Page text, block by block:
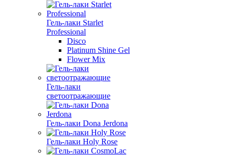
Гель-лаки Starlet
Professional
Disco
Platinum Shine Gel
Flower Mix
Гель-лаки
светоотражающие
Гель-лаки Dona Jerdona
Гель-лаки Holy Rose